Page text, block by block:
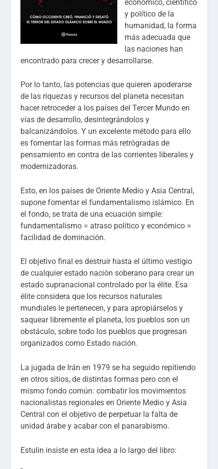
económico, científico
y político de la
humanidad, la forma
más adecuada que
las naciones han
encontrado para crecer y desarrollarse.
Por lo tanto, las potencias que quieren apoderarse
de las riquezas y recursos del planeta necesitan
hacer retroceder a los países del Tercer Mundo en
vías de desarrollo, desintegrándolos y
balcanizándolos. Y un excelente método para ello
es fomentar las formas más retrógradas de
pensamiento en contra de las corrientes liberales y
modernizadoras.
Esto, en los países de Oriente Medio y Asia Central,
supone fomentar el fundamentalismo islámico. En
el fondo, se trata de una ecuación simple:
fundamentalismo = atraso político y económico =
facilidad de dominación.
El objetivo final es destruir hasta el último vestigio
de cualquier estado nación soberano para crear un
estado supranacional controlado por la élite. Esa
élite considera que los recursos naturales
mundiales le pertenecen, y para apropiárselos y
saquear libremente el planeta, los pueblos son un
obstáculo, sobre todo los pueblos que progresan
organizados como Estado nación.
La jugada de Irán en 1979 se ha seguido repitiendo
en otros sitios, de distintas formas pero con el
mismo fondo común: combatir los movimientos
nacionalistas regionales en Oriente Medio y Asia
Central con el objetivo de perpetuar la falta de
unidad árabe y acabar con el panarabismo.
Estulin insiste en esta idea a lo largo del libro: